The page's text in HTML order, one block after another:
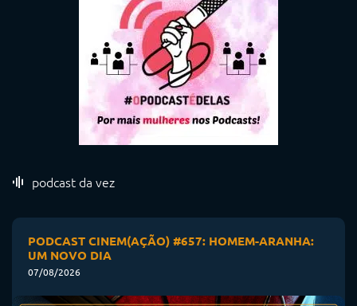
podcast da vez
PODCAST CINEM(AÇÃO) #657: HOMEM-ARANHA:
UM NOVO DIA
07/08/2026